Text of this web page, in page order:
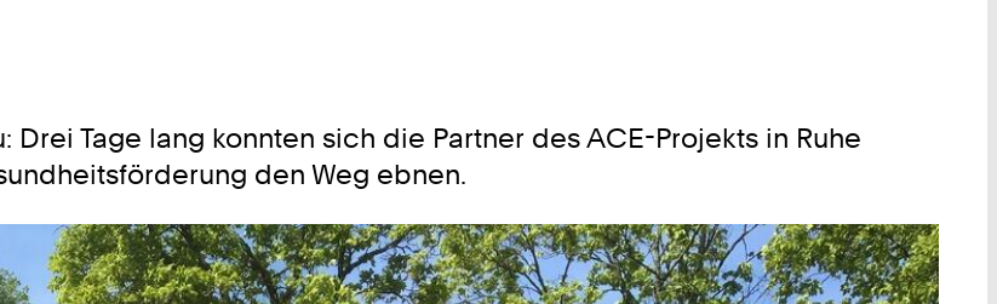
Tage lang konnten sich die Partner des ACE-Projekts in Ruhe
den Weg ebnen.